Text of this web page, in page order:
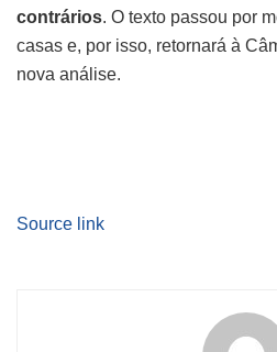
contrários. O texto passou por
casas e, por isso, retornará à
nova análise.
Source link